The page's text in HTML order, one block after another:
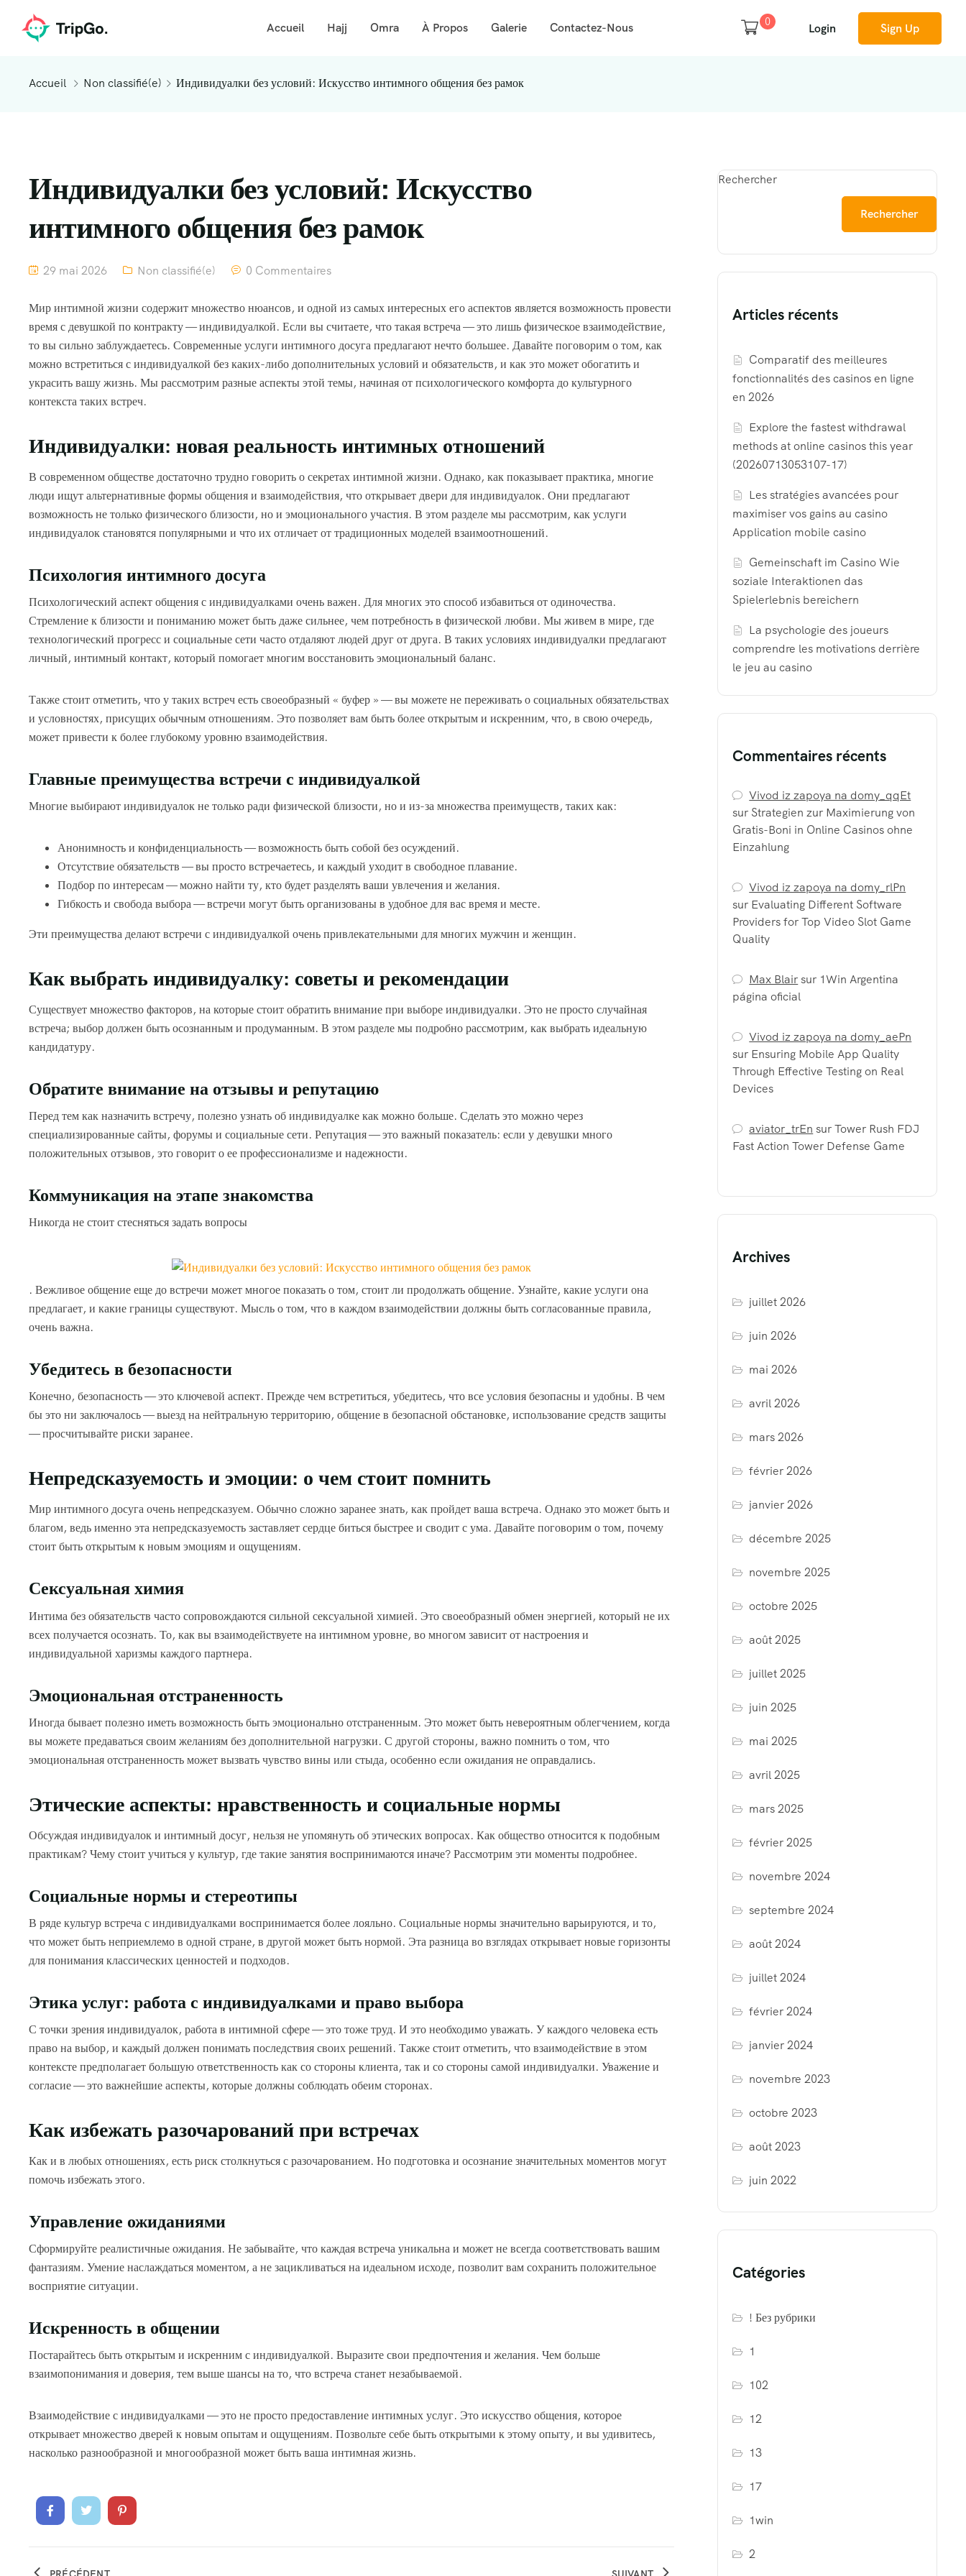
Accueil Hajj Omra À Propos Galerie Contactez-Nous 0 Login Sign Up
Accueil Non classifié(e) Индивидуалки без условий: Искусство интимного общения без рамок
Индивидуалки без условий: Искусство
интимного общения без рамок
29 mai 2026 Non classifié(e) 0 Commentaires
Мир интимной жизни содержит множество нюансов, и одной из самых интересных его аспектов является возможность провести
время с девушкой по контракту — индивидуалкой. Если вы считаете, что такая встреча — это лишь физическое взаимодействие,
то вы сильно заблуждаетесь. Современные услуги интимного досуга предлагают нечто большее. Давайте поговорим о том, как
можно встретиться с индивидуалкой без каких-либо дополнительных условий и обязательств, и как это может обогатить и
украсить вашу жизнь. Мы рассмотрим разные аспекты этой темы, начиная от психологического комфорта до культурного
контекста таких встреч.
Индивидуалки: новая реальность интимных отношений
В современном обществе достаточно трудно говорить о секретах интимной жизни. Однако, как показывает практика, многие
люди ищут альтернативные формы общения и взаимодействия, что открывает двери для индивидуалок. Они предлагают
возможность не только физического близости, но и эмоционального участия. В этом разделе мы рассмотрим, как услуги
индивидуалок становятся популярными и что их отличает от традиционных моделей взаимоотношений.
Психология интимного досуга
Психологический аспект общения с индивидуалками очень важен. Для многих это способ избавиться от одиночества.
Стремление к близости и пониманию может быть даже сильнее, чем потребность в физической любви. Мы живем в мире, где
технологический прогресс и социальные сети часто отдаляют людей друг от друга. В таких условиях индивидуалки предлагают
личный, интимный контакт, который помогает многим восстановить эмоциональный баланс.
Также стоит отметить, что у таких встреч есть своеобразный « буфер » — вы можете не переживать о социальных обязательствах
и условностях, присущих обычным отношениям. Это позволяет вам быть более открытым и искренним, что, в свою очередь,
может привести к более глубокому уровню взаимодействия.
Главные преимущества встречи с индивидуалкой
Многие выбирают индивидуалок не только ради физической близости, но и из-за множества преимуществ, таких как:
Анонимность и конфиденциальность — возможность быть собой без осуждений.
Отсутствие обязательств — вы просто встречаетесь, и каждый уходит в свободное плавание.
Подбор по интересам — можно найти ту, кто будет разделять ваши увлечения и желания.
Гибкость и свобода выбора — встречи могут быть организованы в удобное для вас время и месте.
Эти преимущества делают встречи с индивидуалкой очень привлекательными для многих мужчин и женщин.
Как выбрать индивидуалку: советы и рекомендации
Существует множество факторов, на которые стоит обратить внимание при выборе индивидуалки. Это не просто случайная
встреча; выбор должен быть осознанным и продуманным. В этом разделе мы подробно рассмотрим, как выбрать идеальную
кандидатуру.
Обратите внимание на отзывы и репутацию
Перед тем как назначить встречу, полезно узнать об индивидуалке как можно больше. Сделать это можно через
специализированные сайты, форумы и социальные сети. Репутация — это важный показатель: если у девушки много
положительных отзывов, это говорит о ее профессионализме и надежности.
Коммуникация на этапе знакомства
Никогда не стоит стесняться задать вопросы
. Вежливое общение еще до встречи может многое показать о том, стоит ли продолжать общение. Узнайте, какие услуги она
предлагает, и какие границы существуют. Мысль о том, что в каждом взаимодействии должны быть согласованные правила,
очень важна.
Убедитесь в безопасности
Конечно, безопасность — это ключевой аспект. Прежде чем встретиться, убедитесь, что все условия безопасны и удобны. В чем
бы это ни заключалось — выезд на нейтральную территорию, общение в безопасной обстановке, использование средств защиты
— просчитывайте риски заранее.
Непредсказуемость и эмоции: о чем стоит помнить
Мир интимного досуга очень непредсказуем. Обычно сложно заранее знать, как пройдет ваша встреча. Однако это может быть и
благом, ведь именно эта непредсказуемость заставляет сердце биться быстрее и сводит с ума. Давайте поговорим о том, почему
стоит быть открытым к новым эмоциям и ощущениям.
Сексуальная химия
Интима без обязательств часто сопровождаются сильной сексуальной химией. Это своеобразный обмен энергией, который не их
всех получается осознать. То, как вы взаимодействуете на интимном уровне, во многом зависит от настроения и
индивидуальной харизмы каждого партнера.
Эмоциональная отстраненность
Иногда бывает полезно иметь возможность быть эмоционально отстраненным. Это может быть невероятным облегчением, когда
вы можете предаваться своим желаниям без дополнительной нагрузки. С другой стороны, важно помнить о том, что
эмоциональная отстраненность может вызвать чувство вины или стыда, особенно если ожидания не оправдались.
Этические аспекты: нравственность и социальные нормы
Обсуждая индивидуалок и интимный досуг, нельзя не упомянуть об этических вопросах. Как общество относится к подобным
практикам? Чему стоит учиться у культур, где такие занятия воспринимаются иначе? Рассмотрим эти моменты подробнее.
Социальные нормы и стереотипы
В ряде культур встреча с индивидуалками воспринимается более лояльно. Социальные нормы значительно варьируются, и то,
что может быть неприемлемо в одной стране, в другой может быть нормой. Эта разница во взглядах открывает новые горизонты
для понимания классических ценностей и подходов.
Этика услуг: работа с индивидуалками и право выбора
С точки зрения индивидуалок, работа в интимной сфере — это тоже труд. И это необходимо уважать. У каждого человека есть
право на выбор, и каждый должен понимать последствия своих решений. Также стоит отметить, что взаимодействие в этом
контексте предполагает большую ответственность как со стороны клиента, так и со стороны самой индивидуалки. Уважение и
согласие — это важнейшие аспекты, которые должны соблюдать обеим сторонах.
Как избежать разочарований при встречах
Как и в любых отношениях, есть риск столкнуться с разочарованием. Но подготовка и осознание значительных моментов могут
помочь избежать этого.
Управление ожиданиями
Сформируйте реалистичные ожидания. Не забывайте, что каждая встреча уникальна и может не всегда соответствовать вашим
фантазиям. Умение наслаждаться моментом, а не зацикливаться на идеальном исходе, позволит вам сохранить положительное
восприятие ситуации.
Искренность в общении
Постарайтесь быть открытым и искренним с индивидуалкой. Выразите свои предпочтения и желания. Чем больше
взаимопонимания и доверия, тем выше шансы на то, что встреча станет незабываемой.
Взаимодействие с индивидуалками — это не просто предоставление интимных услуг. Это искусство общения, которое
открывает множество дверей к новым опытам и ощущениям. Позвольте себе быть открытыми к этому опыту, и вы удивитесь,
насколько разнообразной и многообразной может быть ваша интимная жизнь.
Rechercher
Rechercher
Articles récents
Comparatif des meilleures
fonctionnalités des casinos en ligne
en 2026
Explore the fastest withdrawal
methods at online casinos this year
(20260713053107-17)
Les stratégies avancées pour
maximiser vos gains au casino
Application mobile casino
Gemeinschaft im Casino Wie
soziale Interaktionen das
Spielerlebnis bereichern
La psychologie des joueurs
comprendre les motivations derrière
le jeu au casino
Commentaires récents
Vivod iz zapoya na domy_qqEt
sur Strategien zur Maximierung von
Gratis-Boni in Online Casinos ohne
Einzahlung
Vivod iz zapoya na domy_rlPn
sur Evaluating Different Software
Providers for Top Video Slot Game
Quality
Max Blairsur 1Win Argentina
página oficial
Vivod iz zapoya na domy_aePn
sur Ensuring Mobile App Quality
Through Effective Testing on Real
Devices
aviator_trEn surTower Rush FDJ
Fast Action Tower Defense Game
Archives
juillet 2026
juin 2026
mai 2026
avril 2026
mars 2026
février 2026
janvier 2026
décembre 2025
novembre 2025
octobre 2025
août 2025
juillet 2025
juin 2025
mai 2025
avril 2025
mars 2025
février 2025
novembre 2024
septembre 2024
août 2024
juillet 2024
février 2024
janvier 2024
novembre 2023
octobre 2023
août 2023
juin 2022
Catégories
! Без рубрики
1
102
12
13
17
1win
2